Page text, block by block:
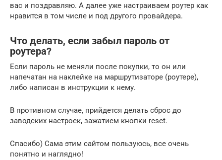
вас и поздравляю. А далее уже настраиваем роутер как
нравится в том числе и под другого провайдера.
Что делать, если забыл пароль от
роутера?
Если пароль не меняли после покупки, то он или
напечатан на наклейке на маршрутизаторе (роутере),
либо написан в инструкции к нему.
В противном случае, прийдется делать сброс до
заводских настроек, зажатием кнопки reset.
Спасибо) Сама этим сайтом пользуюсь, все очень
понятно и наглядно!